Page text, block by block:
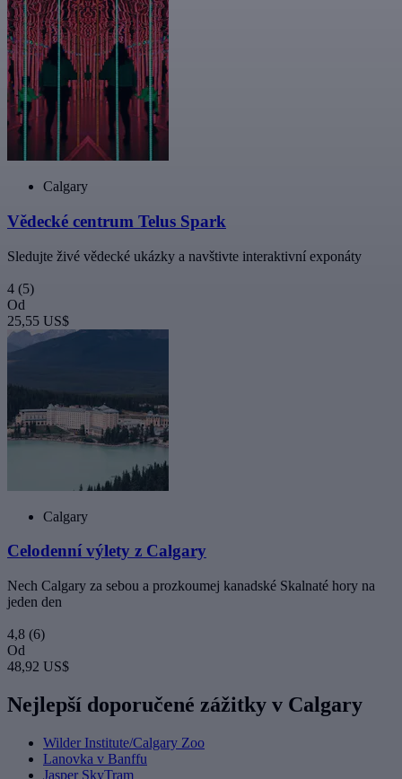
Calgary
Vědecké centrum Telus Spark
Sledujte živé vědecké ukázky a navštivte interaktivní exponáty
4 (5)
Od
25,55 US$
Calgary
Celodenní výlety z Calgary
Nech Calgary za sebou a prozkoumej kanadské Skalnaté hory na
jeden den
4,8 (6)
Od
48,92 US$
Nejlepší doporučené zážitky v Calgary
Wilder Institute/Calgary Zoo
Lanovka v Banffu
Jasper SkyTram